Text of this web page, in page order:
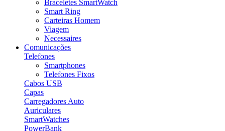
Braceletes SmartWatch
Smart Ring
Carteiras Homem
Viagem
Necessaires
Comunicações
Telefones
Smartphones
Telefones Fixos
Cabos USB
Capas
Carregadores Auto
Auriculares
SmartWatches
PowerBank